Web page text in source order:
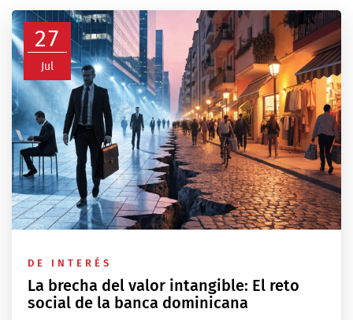
27
Jul
DE INTERÉS
La brecha del valor intangible: El reto
social de la banca dominicana